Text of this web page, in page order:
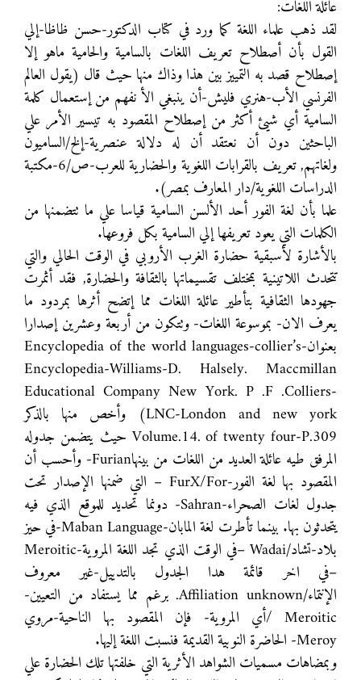
عائلة اللغات:
لقد ذهب علماء اللغة كما ورد في كتاب الدكتور-حسن ظاظا-إلي
القول بأن أصطلاح تعريف اللغات بالسامية والحامية ماهو إلا
إصطلاح قصد به التمييز بين هذا وذاك منها حيث قال (يقول العالم
الفرنسي الأب-هنري فليش-أن ينبغي الأ نفهم من إستعمال كلمة
السامية أي شيئ أكثر من إصطلاح المقصود به تيسير الأمر علي
الباحثين دون أن نعتقد أن له دلالة عنصرية-إلخ/الساميون
ولغاتهم, تعريف بالقرابات اللغوية والحضارية للعرب-ص/6-مكتبة
الدراسات اللغوية/دار المعارف بمصر).
علما بأن لغة الفور أحد الألسن السامية قياسا علي ما تتضمنها من
الكلمات التي يعود تعريفها إلي السامية بكل فروعها.
بالأشارة لأسبقية حضارة الغرب الأروبي في الوقت الحالي والتي
تتحدث اللاتينية بمختلف تقسيماتها بالثقافة والحضارة, فقد أثمرت
جهودها الثقافية بتأطير عائلة اللغات مما إتضح أثرها بمردود ما
يعرف الان- بموسوعة اللغات- وتتكون من أربعة وعشرين إصدارا
بعنوان-Encyclopedia of the world languages-collier’s
Encyclopedia-Williams-D. Halsely. Maccmillan
Educational Company New York. P .F .Colliers-
LNC-London and new york) وأخص منها بالذكر
Volume.14. of twenty four-P.309 حيث يتضمن جدوله
المرفق طيه عائلة العديد من اللغات من بينهاFurian- وأحسب أن
المقصود بها لغة الفور-FurX/For – التي ضمنها الإصدار تحت
جدول لغات الصحراء-Sahran- دونما تحديد للموقع الذي فيه
يتحدثون بها. بينما تأطرت لغة المابان-Maban Language-في حيز
بلاد-تشاد/Wadai –في الوقت الذي تجد اللغة المروية-Meroitic
–في اخر قائمة هدا الجدول بالتدييل-غير معروف
الإنتماء/Affiliation unknown. برغم مما يستفاد من التعيين-
Meroitic /أي المروية- فإن المقصود بها الناحية-مروي
Meroy- الحاضرة النوبية القديمة فنسبت اللغة إليها.
وبمضاهات مسميات الشواهد الأثرية التي خلفتها تلك الحضارة علي